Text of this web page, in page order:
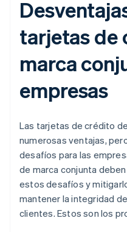
tarjetas de
marca
empresas
Las tarjetas de crédito
numerosas ventajas,
desafíos para las
de marca conjunta
estos desafíos y
mantener la integridad
clientes. Estos son los